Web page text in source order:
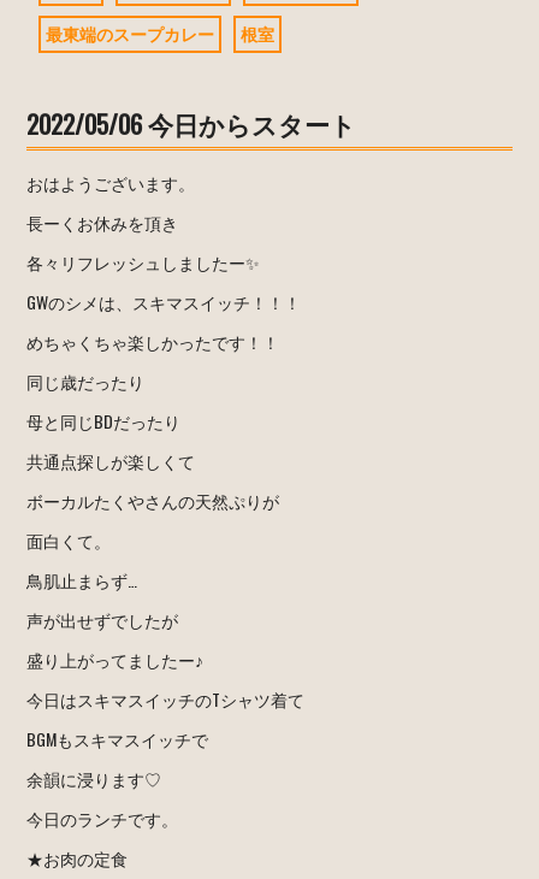
最東端のスープカレー
根室
2022/05/06 今日からスタート
おはようございます。
長ーくお休みを頂き
各々リフレッシュしましたー✨
GWのシメは、スキマスイッチ！！！
めちゃくちゃ楽しかったです！！
同じ歳だったり
母と同じBDだったり
共通点探しが楽しくて
ボーカルたくやさんの天然ぷりが
面白くて。
鳥肌止まらず…
声が出せずでしたが
盛り上がってましたー♪
今日はスキマスイッチのTシャツ着て
BGMもスキマスイッチで
余韻に浸ります♡
今日のランチです。
★お肉の定食